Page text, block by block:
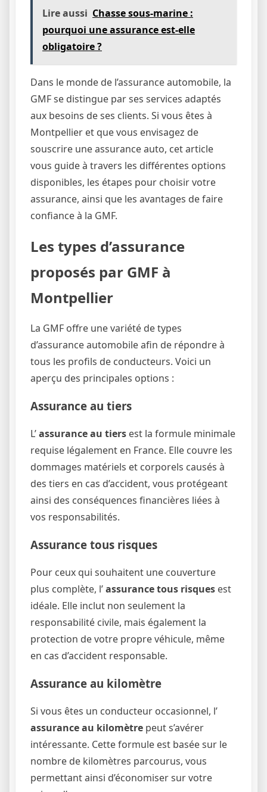
Lire aussi Chasse sous-marine :
pourquoi une assurance est-elle
obligatoire ?
Dans le monde de l’assurance automobile, la
GMF se distingue par ses services adaptés
aux besoins de ses clients. Si vous êtes à
Montpellier et que vous envisagez de
souscrire une assurance auto, cet article
vous guide à travers les différentes options
disponibles, les étapes pour choisir votre
assurance, ainsi que les avantages de faire
confiance à la GMF.
Les types d’assurance
proposés par GMF à
Montpellier
La GMF offre une variété de types
d’assurance automobile afin de répondre à
tous les profils de conducteurs. Voici un
aperçu des principales options :
Assurance au tiers
L’assurance au tiers est la formule minimale
requise légalement en France. Elle couvre les
dommages matériels et corporels causés à
des tiers en cas d’accident, vous protégeant
ainsi des conséquences financières liées à
vos responsabilités.
Assurance tous risques
Pour ceux qui souhaitent une couverture
plus complète, l’assurance tous risques est
idéale. Elle inclut non seulement la
responsabilité civile, mais également la
protection de votre propre véhicule, même
en cas d’accident responsable.
Assurance au kilomètre
Si vous êtes un conducteur occasionnel, l’
assurance au kilomètre peut s’avérer
intéressante. Cette formule est basée sur le
nombre de kilomètres parcourus, vous
permettant ainsi d’économiser sur votre